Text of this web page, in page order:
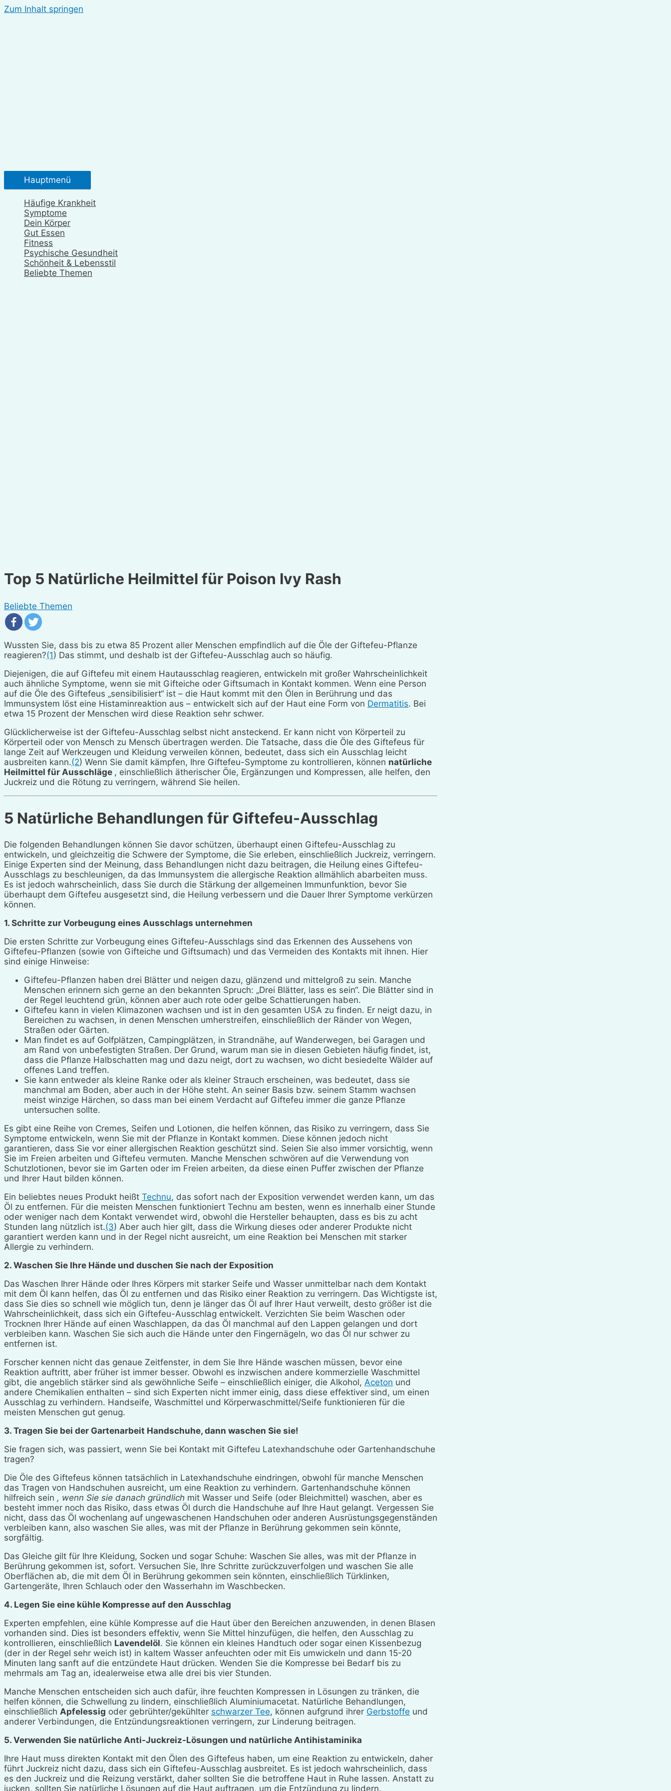
Zum Inhalt springen
Hauptmenü
Häufige Krankheit
Symptome
Dein Körper
Gut Essen
Fitness
Psychische Gesundheit
Schönheit & Lebensstil
Beliebte Themen
Top 5 Natürliche Heilmittel für Poison Ivy Rash
Beliebte Themen
Wussten Sie, dass bis zu etwa 85 Prozent aller Menschen empfindlich auf die Öle der Giftefeu-Pflanze
reagieren?(1) Das stimmt, und deshalb ist der Giftefeu-Ausschlag auch so häufig.
Diejenigen, die auf Giftefeu mit einem Hautausschlag reagieren, entwickeln mit großer Wahrscheinlichkeit
auch ähnliche Symptome, wenn sie mit Gifteiche oder Giftsumach in Kontakt kommen. Wenn eine Person
auf die Öle des Giftefeus „sensibilisiert“ ist – die Haut kommt mit den Ölen in Berührung und das
Immunsystem löst eine Histaminreaktion aus – entwickelt sich auf der Haut eine Form von Dermatitis. Bei
etwa 15 Prozent der Menschen wird diese Reaktion sehr schwer.
Glücklicherweise ist der Giftefeu-Ausschlag selbst nicht ansteckend. Er kann nicht von Körperteil zu
Körperteil oder von Mensch zu Mensch übertragen werden. Die Tatsache, dass die Öle des Giftefeus für
lange Zeit auf Werkzeugen und Kleidung verweilen können, bedeutet, dass sich ein Ausschlag leicht
ausbreiten kann.(2) Wenn Sie damit kämpfen, Ihre Giftefeu-Symptome zu kontrollieren, können natürliche
Heilmittel für Ausschläge , einschließlich ätherischer Öle, Ergänzungen und Kompressen, alle helfen, den
Juckreiz und die Rötung zu verringern, während Sie heilen.
5 Natürliche Behandlungen für Giftefeu-Ausschlag
Die folgenden Behandlungen können Sie davor schützen, überhaupt einen Giftefeu-Ausschlag zu
entwickeln, und gleichzeitig die Schwere der Symptome, die Sie erleben, einschließlich Juckreiz, verringern.
Einige Experten sind der Meinung, dass Behandlungen nicht dazu beitragen, die Heilung eines Giftefeu-
Ausschlags zu beschleunigen, da das Immunsystem die allergische Reaktion allmählich abarbeiten muss.
Es ist jedoch wahrscheinlich, dass Sie durch die Stärkung der allgemeinen Immunfunktion, bevor Sie
überhaupt dem Giftefeu ausgesetzt sind, die Heilung verbessern und die Dauer Ihrer Symptome verkürzen
können.
1. Schritte zur Vorbeugung eines Ausschlags unternehmen
Die ersten Schritte zur Vorbeugung eines Giftefeu-Ausschlags sind das Erkennen des Aussehens von
Giftefeu-Pflanzen (sowie von Gifteiche und Giftsumach) und das Vermeiden des Kontakts mit ihnen. Hier
sind einige Hinweise:
Giftefeu-Pflanzen haben drei Blätter und neigen dazu, glänzend und mittelgroß zu sein. Manche
Menschen erinnern sich gerne an den bekannten Spruch: „Drei Blätter, lass es sein“. Die Blätter sind in
der Regel leuchtend grün, können aber auch rote oder gelbe Schattierungen haben.
Giftefeu kann in vielen Klimazonen wachsen und ist in den gesamten USA zu finden. Er neigt dazu, in
Bereichen zu wachsen, in denen Menschen umherstreifen, einschließlich der Ränder von Wegen,
Straßen oder Gärten.
Man findet es auf Golfplätzen, Campingplätzen, in Strandnähe, auf Wanderwegen, bei Garagen und
am Rand von unbefestigten Straßen. Der Grund, warum man sie in diesen Gebieten häufig findet, ist,
dass die Pflanze Halbschatten mag und dazu neigt, dort zu wachsen, wo dicht besiedelte Wälder auf
offenes Land treffen.
Sie kann entweder als kleine Ranke oder als kleiner Strauch erscheinen, was bedeutet, dass sie
manchmal am Boden, aber auch in der Höhe steht. An seiner Basis bzw. seinem Stamm wachsen
meist winzige Härchen, so dass man bei einem Verdacht auf Giftefeu immer die ganze Pflanze
untersuchen sollte.
Es gibt eine Reihe von Cremes, Seifen und Lotionen, die helfen können, das Risiko zu verringern, dass Sie
Symptome entwickeln, wenn Sie mit der Pflanze in Kontakt kommen. Diese können jedoch nicht
garantieren, dass Sie vor einer allergischen Reaktion geschützt sind. Seien Sie also immer vorsichtig, wenn
Sie im Freien arbeiten und Giftefeu vermuten. Manche Menschen schwören auf die Verwendung von
Schutzlotionen, bevor sie im Garten oder im Freien arbeiten, da diese einen Puffer zwischen der Pflanze
und Ihrer Haut bilden können.
Ein beliebtes neues Produkt heißt Technu, das sofort nach der Exposition verwendet werden kann, um das
Öl zu entfernen. Für die meisten Menschen funktioniert Technu am besten, wenn es innerhalb einer Stunde
oder weniger nach dem Kontakt verwendet wird, obwohl die Hersteller behaupten, dass es bis zu acht
Stunden lang nützlich ist.(3) Aber auch hier gilt, dass die Wirkung dieses oder anderer Produkte nicht
garantiert werden kann und in der Regel nicht ausreicht, um eine Reaktion bei Menschen mit starker
Allergie zu verhindern.
2. Waschen Sie Ihre Hände und duschen Sie nach der Exposition
Das Waschen Ihrer Hände oder Ihres Körpers mit starker Seife und Wasser unmittelbar nach dem Kontakt
mit dem Öl kann helfen, das Öl zu entfernen und das Risiko einer Reaktion zu verringern. Das Wichtigste ist,
dass Sie dies so schnell wie möglich tun, denn je länger das Öl auf Ihrer Haut verweilt, desto größer ist die
Wahrscheinlichkeit, dass sich ein Giftefeu-Ausschlag entwickelt. Verzichten Sie beim Waschen oder
Trocknen Ihrer Hände auf einen Waschlappen, da das Öl manchmal auf den Lappen gelangen und dort
verbleiben kann. Waschen Sie sich auch die Hände unter den Fingernägeln, wo das Öl nur schwer zu
entfernen ist.
Forscher kennen nicht das genaue Zeitfenster, in dem Sie Ihre Hände waschen müssen, bevor eine
Reaktion auftritt, aber früher ist immer besser. Obwohl es inzwischen andere kommerzielle Waschmittel
gibt, die angeblich stärker sind als gewöhnliche Seife – einschließlich einiger, die Alkohol, Aceton und
andere Chemikalien enthalten – sind sich Experten nicht immer einig, dass diese effektiver sind, um einen
Ausschlag zu verhindern. Handseife, Waschmittel und Körperwaschmittel/Seife funktionieren für die
meisten Menschen gut genug.
3. Tragen Sie bei der Gartenarbeit Handschuhe, dann waschen Sie sie!
Sie fragen sich, was passiert, wenn Sie bei Kontakt mit Giftefeu Latexhandschuhe oder Gartenhandschuhe
tragen?
Die Öle des Giftefeus können tatsächlich in Latexhandschuhe eindringen, obwohl für manche Menschen
das Tragen von Handschuhen ausreicht, um eine Reaktion zu verhindern. Gartenhandschuhe können
hilfreich sein , wenn Sie sie danach gründlich mit Wasser und Seife (oder Bleichmittel) waschen, aber es
besteht immer noch das Risiko, dass etwas Öl durch die Handschuhe auf Ihre Haut gelangt. Vergessen Sie
nicht, dass das Öl wochenlang auf ungewaschenen Handschuhen oder anderen Ausrüstungsgegenständen
verbleiben kann, also waschen Sie alles, was mit der Pflanze in Berührung gekommen sein könnte,
sorgfältig.
Das Gleiche gilt für Ihre Kleidung, Socken und sogar Schuhe: Waschen Sie alles, was mit der Pflanze in
Berührung gekommen ist, sofort. Versuchen Sie, Ihre Schritte zurückzuverfolgen und waschen Sie alle
Oberflächen ab, die mit dem Öl in Berührung gekommen sein könnten, einschließlich Türklinken,
Gartengeräte, Ihren Schlauch oder den Wasserhahn im Waschbecken.
4. Legen Sie eine kühle Kompresse auf den Ausschlag
Experten empfehlen, eine kühle Kompresse auf die Haut über den Bereichen anzuwenden, in denen Blasen
vorhanden sind. Dies ist besonders effektiv, wenn Sie Mittel hinzufügen, die helfen, den Ausschlag zu
kontrollieren, einschließlich Lavendelöl. Sie können ein kleines Handtuch oder sogar einen Kissenbezug
(der in der Regel sehr weich ist) in kaltem Wasser anfeuchten oder mit Eis umwickeln und dann 15-20
Minuten lang sanft auf die entzündete Haut drücken. Wenden Sie die Kompresse bei Bedarf bis zu
mehrmals am Tag an, idealerweise etwa alle drei bis vier Stunden.
Manche Menschen entscheiden sich auch dafür, ihre feuchten Kompressen in Lösungen zu tränken, die
helfen können, die Schwellung zu lindern, einschließlich Aluminiumacetat. Natürliche Behandlungen,
einschließlich Apfelessig oder gebrühter/gekühlter schwarzer Tee, können aufgrund ihrer Gerbstoffe und
anderer Verbindungen, die Entzündungsreaktionen verringern, zur Linderung beitragen.
5. Verwenden Sie natürliche Anti-Juckreiz-Lösungen und natürliche Antihistaminika
Ihre Haut muss direkten Kontakt mit den Ölen des Giftefeus haben, um eine Reaktion zu entwickeln, daher
führt Juckreiz nicht dazu, dass sich ein Giftefeu-Ausschlag ausbreitet. Es ist jedoch wahrscheinlich, dass
es den Juckreiz und die Reizung verstärkt, daher sollten Sie die betroffene Haut in Ruhe lassen. Anstatt zu
jucken, sollten Sie natürliche Lösungen auf die Haut auftragen, um die Entzündung zu lindern.